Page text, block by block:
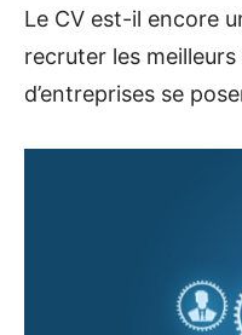
Le CV est-il encore
recruter les
d’entreprises se